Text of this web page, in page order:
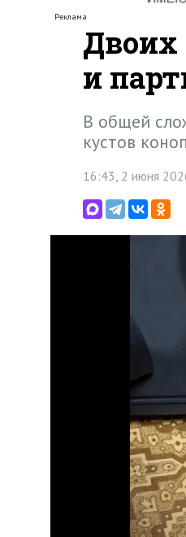
Реклама
Двоих
и
В общей
кустов
16:43, 2 июня